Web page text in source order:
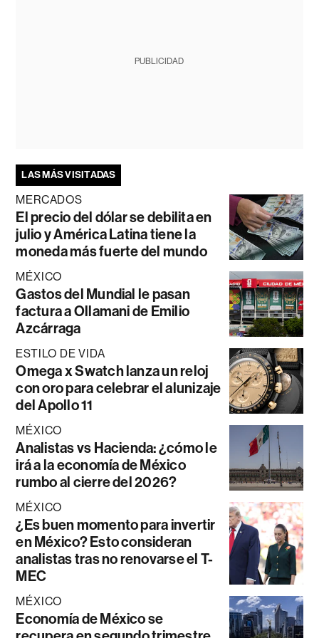
PUBLICIDAD
LAS MÁS VISITADAS
MERCADOS
El precio del dólar se debilita en
julio y América Latina tiene la
moneda más fuerte del mundo
MÉXICO
Gastos del Mundial le pasan
factura a Ollamani de Emilio
Azcárraga
ESTILO DE VIDA
Omega x Swatch lanza un reloj
con oro para celebrar el alunizaje
del Apollo 11
MÉXICO
Analistas vs Hacienda: ¿cómo le
irá a la economía de México
rumbo al cierre del 2026?
MÉXICO
¿Es buen momento para invertir
en México? Esto consideran
analistas tras no renovarse el T-
MEC
MÉXICO
Economía de México se